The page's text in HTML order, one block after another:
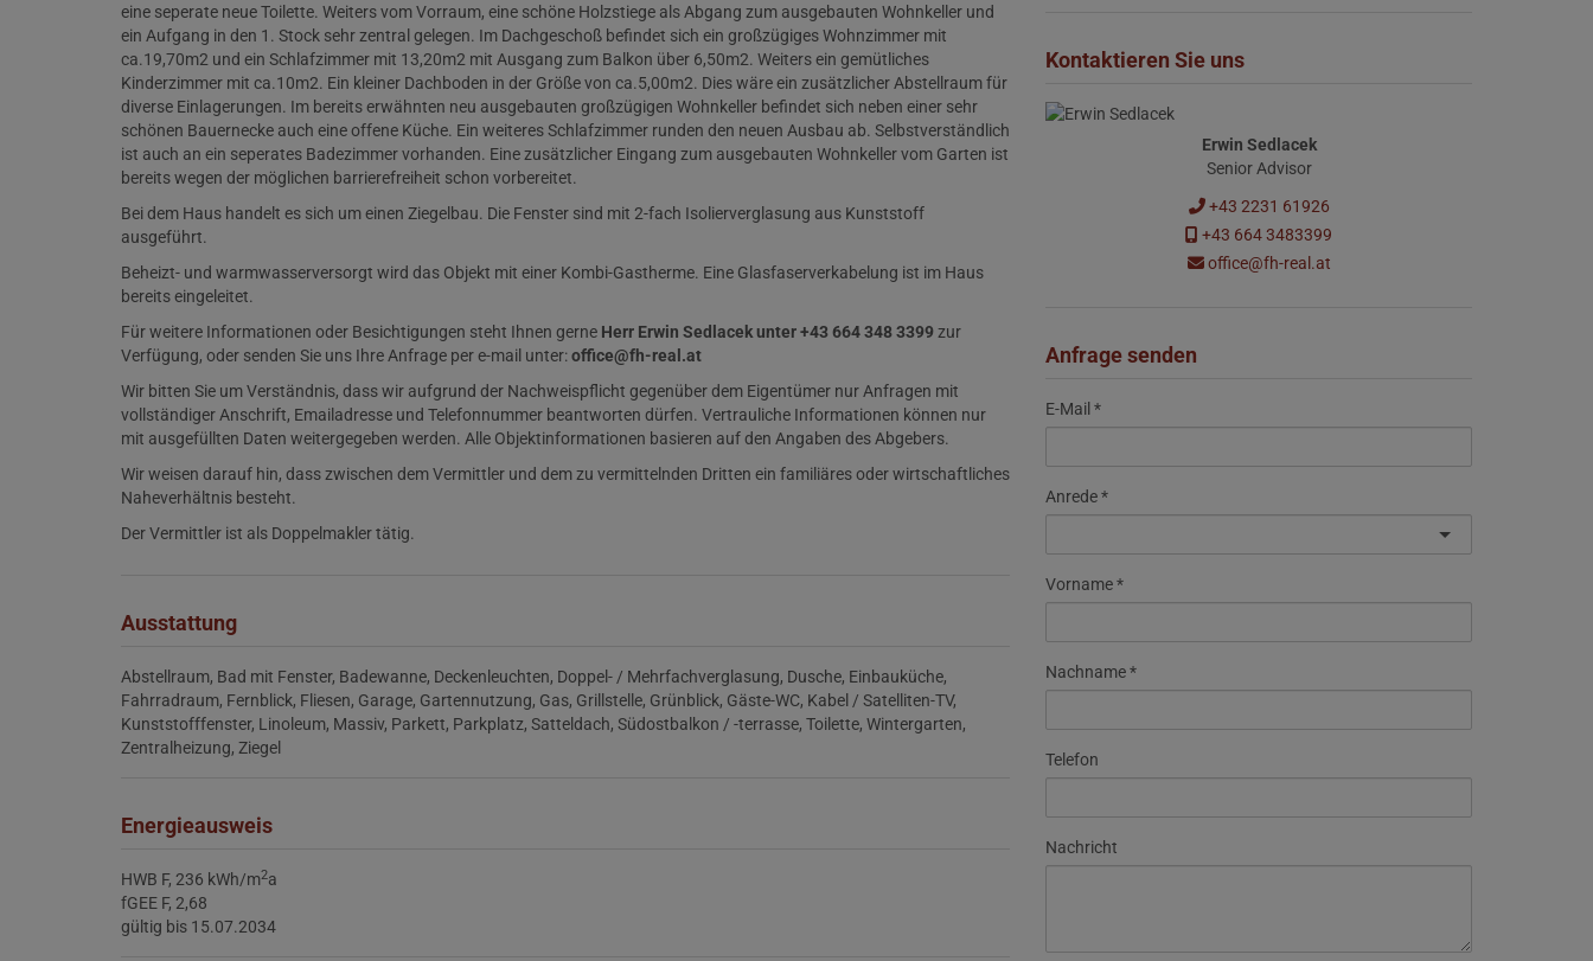
eine seperate neue Toilette. Weiters vom Vorraum, eine schöne Holzstiege als Abgang zum ausgebauten Wohnkeller und
ein Aufgang in den 1. Stock sehr zentral gelegen. Im Dachgeschoß befindet sich ein großzügiges Wohnzimmer mit
ca.19,70m2 und ein Schlafzimmer mit 13,20m2 mit Ausgang zum Balkon über 6,50m2. Weiters ein gemütliches
Kinderzimmer mit ca.10m2. Ein kleiner Dachboden in der Größe von ca.5,00m2. Dies wäre ein zusätzlicher Abstellraum für
diverse Einlagerungen. Im bereits erwähnten neu ausgebauten großzügigen Wohnkeller befindet sich neben einer sehr
schönen Bauernecke auch eine offene Küche. Ein weiteres Schlafzimmer runden den neuen Ausbau ab. Selbstverständlich
ist auch an ein seperates Badezimmer vorhanden. Eine zusätzlicher Eingang zum ausgebauten Wohnkeller vom Garten ist
bereits wegen der möglichen barrierefreiheit schon vorbereitet.
Bei dem Haus handelt es sich um einen Ziegelbau. Die Fenster sind mit 2-fach Isolierverglasung aus Kunststoff
ausgeführt.
Beheizt- und warmwasserversorgt wird das Objekt mit einer Kombi-Gastherme. Eine Glasfaserverkabelung ist im Haus
bereits eingeleitet.
Für weitere Informationen oder Besichtigungen steht Ihnen gerne Herr Erwin Sedlacek unter +43 664 348 3399zur
Verfügung, oder senden Sie uns Ihre Anfrage per e-mail unter:office@fh-real.at
Wir bitten Sie um Verständnis, dass wir aufgrund der Nachweispflicht gegenüber dem Eigentümer nur Anfragen mit
vollständiger Anschrift, Emailadresse und Telefonnummer beantworten dürfen. Vertrauliche Informationen können nur
mit ausgefüllten Daten weitergegeben werden. Alle Objektinformationen basieren auf den Angaben des Abgebers.
Wir weisen darauf hin, dass zwischen dem Vermittler und dem zu vermittelnden Dritten ein familiäres oder wirtschaftliches
Naheverhältnis besteht.
Der Vermittler ist als Doppelmakler tätig.
Ausstattung
Abstellraum Bad mit Fenster Badewanne Deckenleuchten Doppel- / Mehrfachverglasung Dusche Einbauküche
Fahrradraum Fernblick Fliesen Garage Gartennutzung Gas Grillstelle Grünblick Gäste-WC Kabel / Satelliten-TV
Kunststofffenster Linoleum Massiv Parkett Parkplatz Satteldach Südostbalkon / -terrasse Toilette Wintergarten
Zentralheizung Ziegel
Energieausweis
HWB F, 236 kWh/m2a
fGEE F, 2,68
gültig bis 15.07.2034
Kontaktieren Sie uns
Erwin Sedlacek
Senior Advisor
+43 2231 61926
+43 664 3483399
office@fh-real.at
Anfrage senden
E-Mail
Anrede
Vorname
Nachname
Telefon
Nachricht